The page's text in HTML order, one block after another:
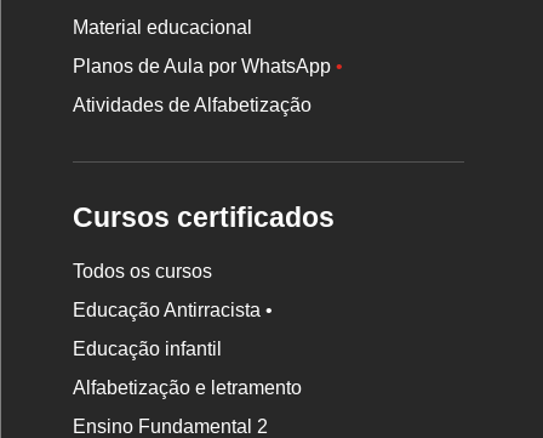
Material educacional
Planos de Aula por WhatsApp•
Atividades de Alfabetização
Cursos certificados
Todos os cursos
Educação Antirracista •
Educação infantil
Alfabetização e letramento
Ensino Fundamental 2